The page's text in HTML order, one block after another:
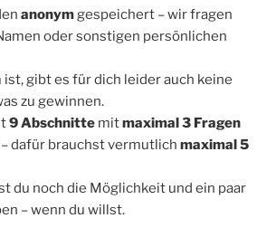
anonymgespeichert – wir fragen
oder sonstigen persönlichen
ist, gibt es für dich leider auch keine
zu gewinnen.
9 Abschnitte mitmaximal 3 Fragen
dafür brauchst vermutlich maximal 5
du noch die Möglichkeit und ein paar
– wenn du willst.